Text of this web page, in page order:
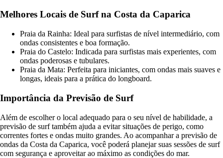
Melhores Locais de Surf na Costa da Caparica
Praia da Rainha: Ideal para surfistas de nível intermediário, com
ondas consistentes e boa formação.
Praia do Castelo: Indicada para surfistas mais experientes, com
ondas poderosas e tubulares.
Praia da Mata: Perfeita para iniciantes, com ondas mais suaves e
longas, ideais para a prática do longboard.
Importância da Previsão de Surf
Além de escolher o local adequado para o seu nível de habilidade, a
previsão de surf também ajuda a evitar situações de perigo, como
correntes fortes e ondas muito grandes. Ao acompanhar a previsão de
ondas da Costa da Caparica, você poderá planejar suas sessões de surf
com segurança e aproveitar ao máximo as condições do mar.